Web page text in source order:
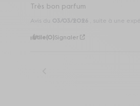
Très bon parfum
Avis du 03/03/2026
Utile(0) Signaler